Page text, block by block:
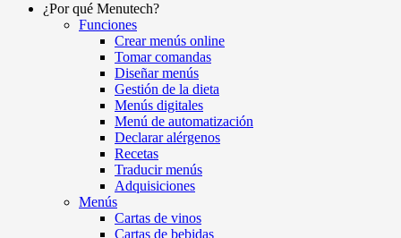
navigation
¿Por qué Menutech?
Funciones
Crear menús online
Tomar comandas
Diseñar menús
Gestión de la dieta
Menús digitales
Menú de automatización
Declarar alérgenos
Recetas
Traducir menús
Adquisiciones
Menús
Cartas de vinos
Cartas de bebidas